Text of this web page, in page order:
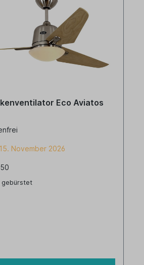
Eco Aviatos
November 2026
gebürstet